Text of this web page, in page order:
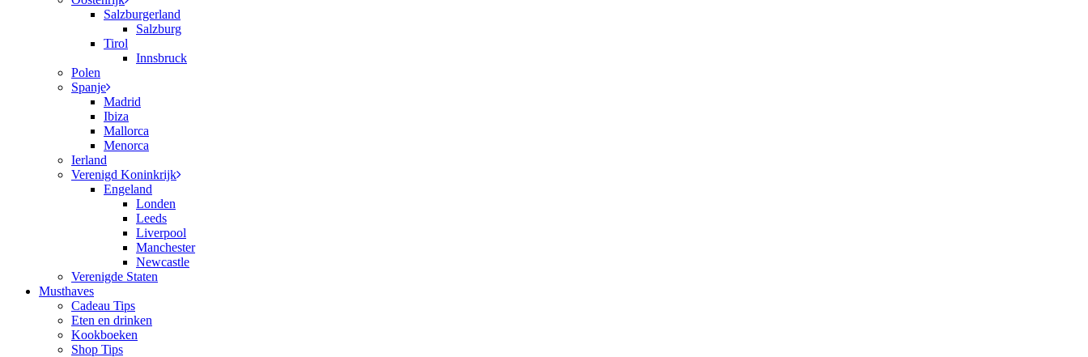
Salzburgerland
Salzburg
Tirol
Innsbruck
Polen
Spanje
Madrid
Ibiza
Mallorca
Menorca
Ierland
Verenigd Koninkrijk
Engeland
Londen
Leeds
Liverpool
Manchester
Newcastle
Verenigde Staten
Musthaves
Cadeau Tips
Eten en drinken
Kookboeken
Shop Tips